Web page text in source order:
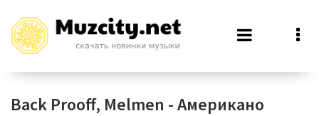
Back Prooff, Melmen - Американо